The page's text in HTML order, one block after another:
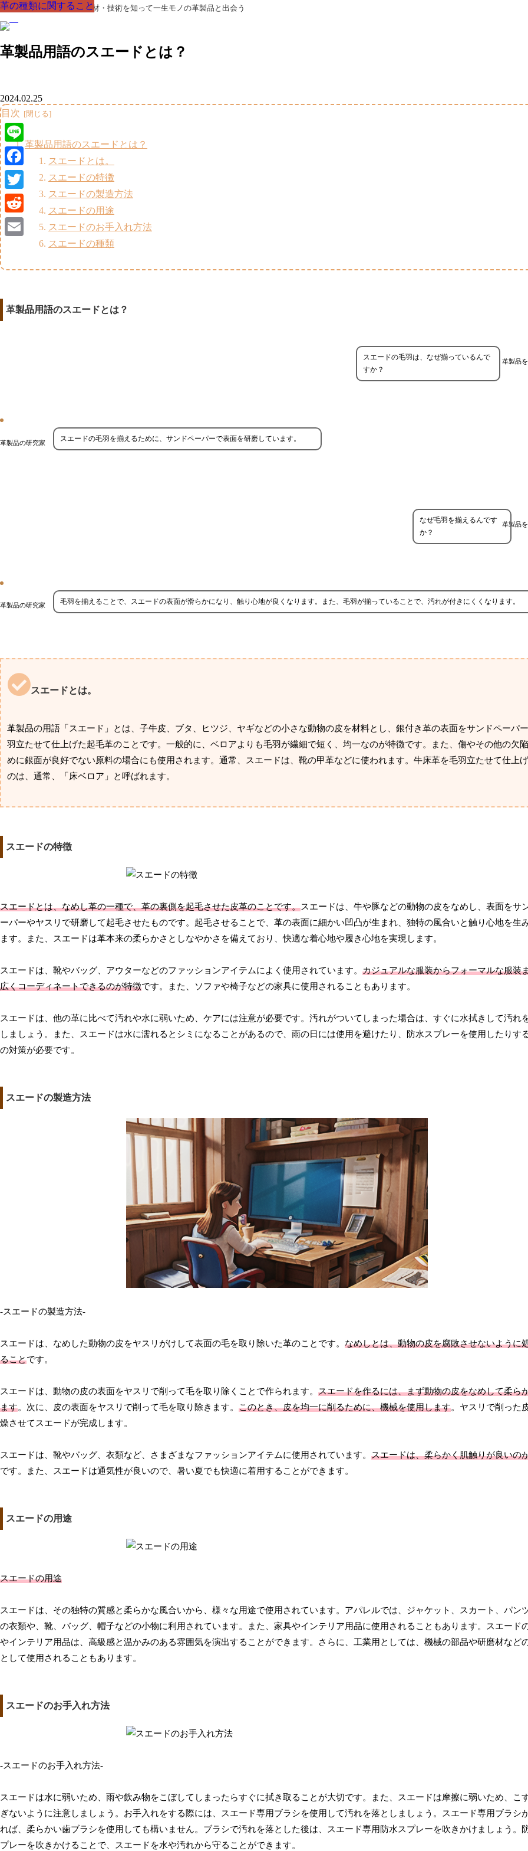
革製品の部品の呼び名・素材・技術を知って一生モノの革製品と出会う
革製品用語のスエードとは？
革の種類に関すること
2024.02.25
目次
革製品用語のスエードとは？
スエードとは。
スエードの特徴
スエードの製造方法
スエードの用途
スエードのお手入れ方法
スエードの種類
革製品用語のスエードとは？
革製品
スエードの毛羽は、なぜ揃っているんで
すか？
革製品の研究家 スエードの毛羽を揃えるために、サンドペーパーで表面を研磨しています。
革製品
なぜ毛羽を揃えるんです
か？
革製品の研究家 毛羽を揃えることで、スエードの表面が滑らかになり、触り心地が良くなります。また、毛羽が揃っていることで、汚れが付きにくくなります。
スエードとは。
革製品の用語「スエード」とは、子牛皮、ブタ、ヒツジ、ヤギなどの小さな動物の皮を材料とし、銀付き革の表面をサンドペーパ
羽立たせて仕上げた起毛革のことです。一般的に、ベロアよりも毛羽が繊細で短く、均一なのが特徴です。また、傷やその他の欠
めに銀面が良好でない原料の場合にも使用されます。通常、スエードは、靴の甲革などに使われます。牛床革を毛羽立たせて仕上
のは、通常、「床ベロア」と呼ばれます。
スエードの特徴
スエードとは、なめし革の一種で、革の裏側を起毛させた皮革のことです。スエードは、牛や豚などの動物の皮をなめし、表面をサ
ーパーやヤスリで研磨して起毛させたものです。起毛させることで、革の表面に細かい凹凸が生まれ、独特の風合いと触り心地を生
ます。また、スエードは革本来の柔らかさとしなやかさを備えており、快適な着心地や履き心地を実現します。
スエードは、靴やバッグ、アウターなどのファッションアイテムによく使用されています。 カジュアルな服装からフォーマルな服装
広くコーディネートできるのが特徴です。また、ソファや椅子などの家具に使用されることもあります。
スエードは、他の革に比べて汚れや水に弱いため、ケアには注意が必要です。汚れがついてしまった場合は、すぐに水拭きして汚れ
しましょう。また、スエードは水に濡れるとシミになることがあるので、雨の日には使用を避けたり、防水スプレーを使用したりす
の対策が必要です。
スエードの製造方法
-スエードの製造方法-
スエードは、なめした動物の皮をヤスリがけして表面の毛を取り除いた革のことです。 なめしとは、動物の皮を腐敗させないように
ることです。
スエードは、動物の皮の表面をヤスリで削って毛を取り除くことで作られます。 スエードを作るには、まず動物の皮をなめして柔ら
ます。次に、皮の表面をヤスリで削って毛を取り除きます。 このとき、皮を均一に削るために、機械を使用します。ヤスリで削った
燥させてスエードが完成します。
スエードは、靴やバッグ、衣類など、さまざまなファッションアイテムに使用されています。 スエードは、柔らかく肌触りが良いの
です。また、スエードは通気性が良いので、暑い夏でも快適に着用することができます。
スエードの用途
スエードの用途
スエードは、その独特の質感と柔らかな風合いから、様々な用途で使用されています。アパレルでは、ジャケット、スカート、パン
の衣類や、靴、バッグ、帽子などの小物に利用されています。また、家具やインテリア用品に使用されることもあります。スエード
やインテリア用品は、高級感と温かみのある雰囲気を演出することができます。さらに、工業用としては、機械の部品や研磨材など
として使用されることもあります。
スエードのお手入れ方法
-スエードのお手入れ方法-
スエードは水に弱いため、雨や飲み物をこぼしてしまったらすぐに拭き取ることが大切です。また、スエードは摩擦に弱いため、こ
ぎないように注意しましょう。お手入れをする際には、スエード専用ブラシを使用して汚れを落としましょう。スエード専用ブラシ
れば、柔らかい歯ブラシを使用しても構いません。ブラシで汚れを落とした後は、スエード専用防水スプレーを吹きかけましょう。
プレーを吹きかけることで、スエードを水や汚れから守ることができます。
革の種類に関すること
革の種類に関すること
革の種類に関すること
革の種類に関すること
革の種類に関すること
革の種類に関すること
Line
Facebook
Twitter
Reddit